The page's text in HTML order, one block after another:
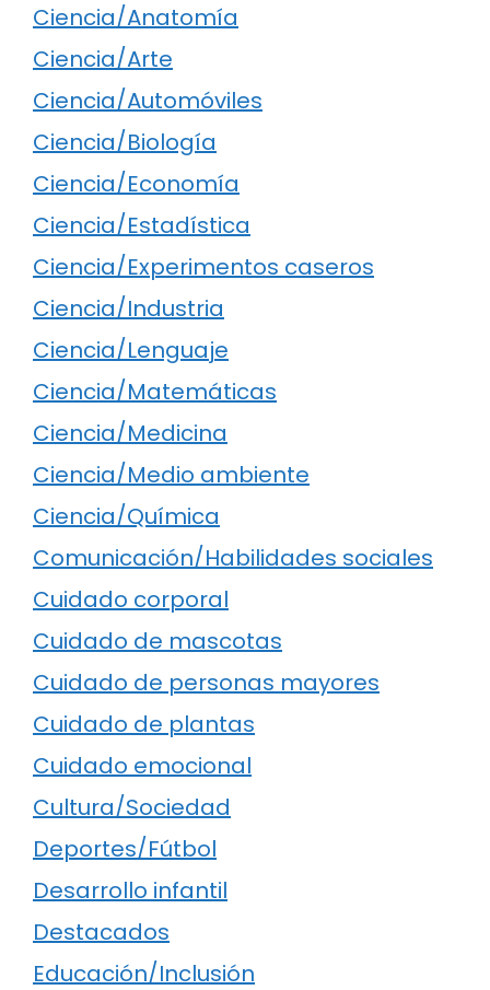
Ciencia/Anatomía
Ciencia/Arte
Ciencia/Automóviles
Ciencia/Biología
Ciencia/Economía
Ciencia/Estadística
Ciencia/Experimentos caseros
Ciencia/Industria
Ciencia/Lenguaje
Ciencia/Matemáticas
Ciencia/Medicina
Ciencia/Medio ambiente
Ciencia/Química
Comunicación/Habilidades sociales
Cuidado corporal
Cuidado de mascotas
Cuidado de personas mayores
Cuidado de plantas
Cuidado emocional
Cultura/Sociedad
Deportes/Fútbol
Desarrollo infantil
Destacados
Educación/Inclusión